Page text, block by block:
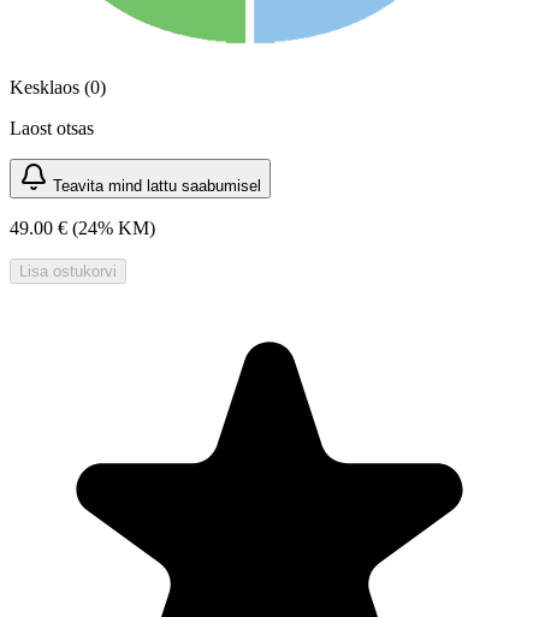
Kesklaos (0)
Laost otsas
Teavita mind lattu saabumisel
49.00 € (24% KM)
Lisa ostukorvi